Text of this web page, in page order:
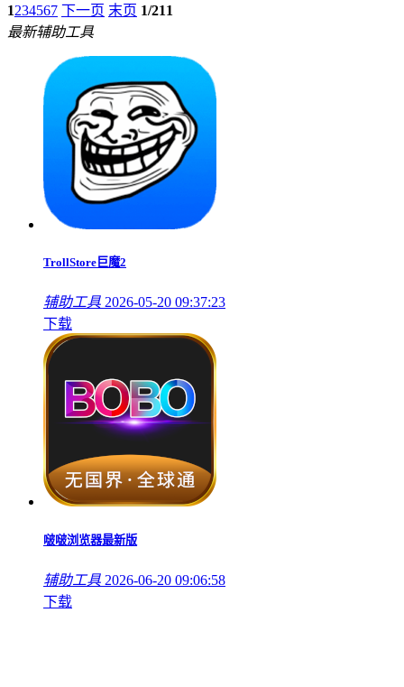
1234567 下一页 末页 1/211
最新辅助工具
TrollStore巨魔2
辅助工具 2026-05-20 09:37:23
下载
啵啵浏览器最新版
辅助工具 2026-06-20 09:06:58
下载